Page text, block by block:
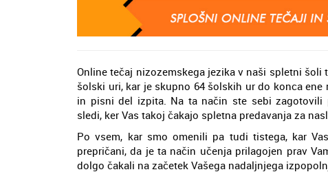
Online tečaj nizozemskega jezika v naši spletni
šolski uri, kar je skupno 64 šolskih ur do konca
in pisni del izpita. Na ta način ste sebi zagotovili
sledi, ker Vas takoj čakajo spletna predavanja za
Po vsem, kar smo omenili pa tudi tistega, kar
prepričani, da je ta način učenja prilagojen prav
dolgo čakali na začetek Vašega nadaljnjega